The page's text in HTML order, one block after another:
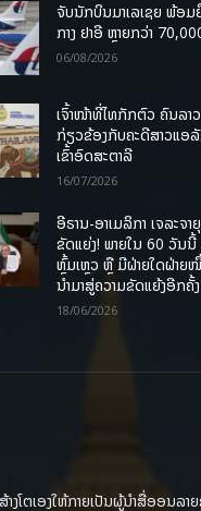
ຈັບນັກບິນມາເລເຊຍ ພ້ອມ
ກາງ ຢາອີ ຫຼາຍກວ່າ
06/08/2026
ເຈົ້າໜ້າທີ່ໄທກັກຕົວ ຄົນລາ
ກ່ຽວຂ້ອງກັບຄະດີສາວແອ
ເຂົ້າອົດສະຕາລີ
16/07/2026
ອີຣານ-ອາເມລິກາ ເຈລະຈ
ຂັດແຍ່ງ! ພາຍໃນ 60 ວັນນີ້
ຫຼົ້ມເຫຼວ ຫຼື ມີຝ່າຍໃດຝ່າຍໜຶ່
ນໍາມາສູ່ຄວາມຂັດແຍ້ງອີກຄັ້ງ
18/06/2026
ໂຕເອງໃຫ້ກາຍເປັນຜູ້ນຳສື່ອອນລາ